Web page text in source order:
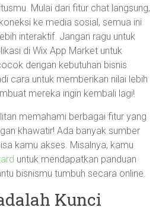
Mulai dari fitur chat langsung,
ke media sosial, semua ini
interaktif. Jangan ragu untuk
di Wix App Market untuk
dengan kebutuhan bisnis
cara untuk memberikan nilai lebih
mereka ingin kembali lagi!
memahami berbagai fitur yang
khawatir! Ada banyak sumber
kamu akses. Misalnya, kamu
untuk mendapatkan panduan
bisnismu tumbuh secara online.
Kunci